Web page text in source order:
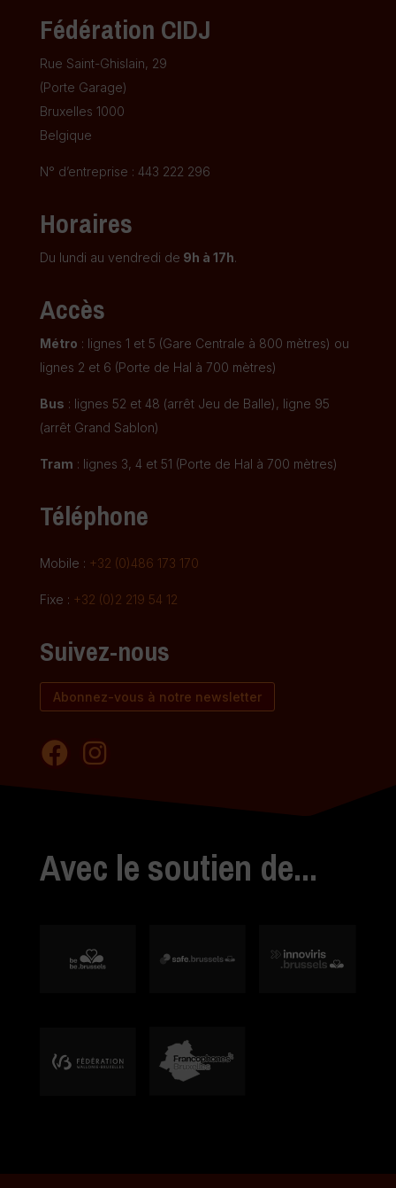
Fédération CIDJ
Rue Saint-Ghislain, 29
(Porte Garage)
Bruxelles 1000
Belgique
N° d’entreprise : 443 222 296
Horaires
Du lundi au vendredi de 9h à 17h.
Accès
Métro : lignes 1 et 5 (Gare Centrale à 800 mètres) ou
lignes 2 et 6 (Porte de Hal à 700 mètres)
Bus : lignes 52 et 48 (arrêt Jeu de Balle), ligne 95
(arrêt Grand Sablon)
Tram : lignes 3, 4 et 51 (Porte de Hal à 700 mètres)
Téléphone
Mobile : +32 (0)486 173 170
Fixe : +32 (0)2 219 54 12
Suivez-nous
Abonnez-vous à notre newsletter
Avec le soutien de...